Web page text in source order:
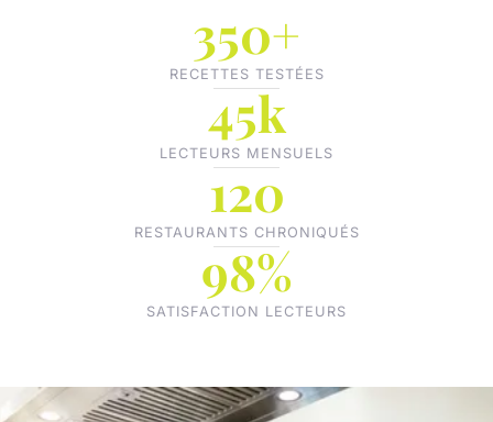
350+
RECETTES TESTÉES
45k
LECTEURS MENSUELS
120
RESTAURANTS CHRONIQUÉS
98%
SATISFACTION LECTEURS